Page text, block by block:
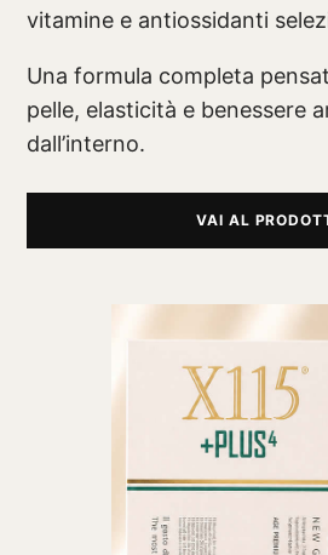
vitamine e antiossidanti
Una formula completa
pelle, elasticità e benessere
dall’interno.
VAI AL